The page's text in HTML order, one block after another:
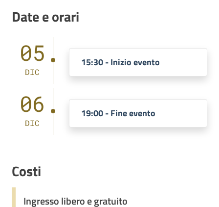
Date e orari
05
DIC
15:30 - Inizio evento
06
DIC
19:00 - Fine evento
Costi
Ingresso libero e gratuito